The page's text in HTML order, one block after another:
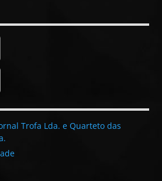
Trofa Lda. e Quarteto das